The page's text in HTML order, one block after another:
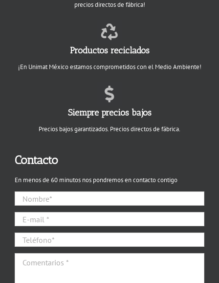
precios directos de fábrica!
Productos reciclados
¡En Unimat México estamos comprometidos con el Medio Ambiente!
Siempre precios bajos
Precios bajos garantizados. Precios directos de fábrica.
Contacto
En menos de 60 minutos nos pondremos en contacto contigo